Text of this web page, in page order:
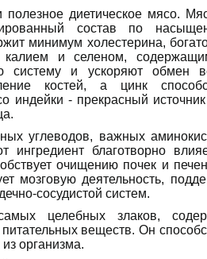
полезное диетическое мясо.
состав по
минимум холестерина,
и селеном,
систему и ускоряют обмен
костей, а цинк
индейки - прекрасный
углеводов, важных
ингредиент благотворно
очищению почек и
мозговую деятельность,
сосудистой систем.
целебных злаков,
веществ. Он
организма.